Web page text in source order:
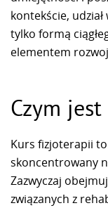
kontekście,
tylko formą
elementem
Czym
Kurs fizjoterapii
skoncentrowany
Zazwyczaj
związanych z